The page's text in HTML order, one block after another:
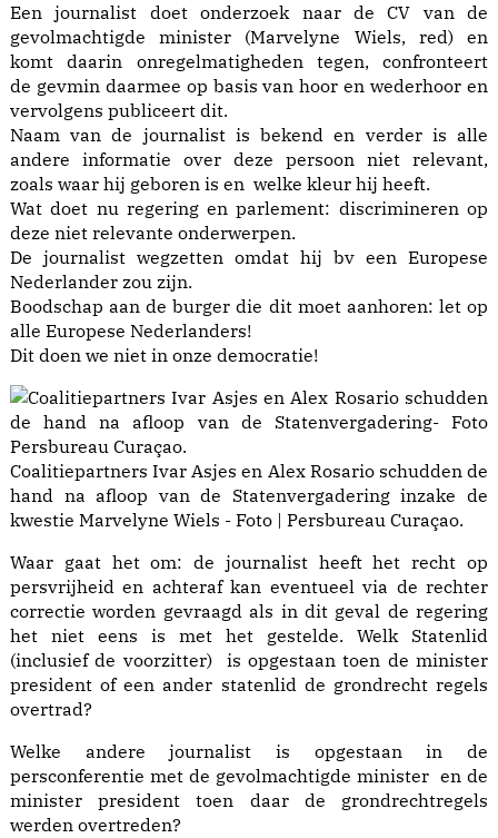
Een journalist doet onderzoek naar de CV van de
gevolmachtigde minister (Marvelyne Wiels, red) en
komt daarin onregelmatigheden tegen, confronteert
de gevmin daarmee op basis van hoor en wederhoor en
vervolgens publiceert dit.
Naam van de journalist is bekend en verder is alle
andere informatie over deze persoon niet relevant,
zoals waar hij geboren is en welke kleur hij heeft.
Wat doet nu regering en parlement: discrimineren op
deze niet relevante onderwerpen.
De journalist wegzetten omdat hij bv een Europese
Nederlander zou zijn.
Boodschap aan de burger die dit moet aanhoren: let op
alle Europese Nederlanders!
Dit doen we niet in onze democratie!
Coalitiepartners Ivar Asjes en Alex Rosario schudden de
hand na afloop van de Statenvergadering inzake de
kwestie Marvelyne Wiels - Foto | Persbureau Curaçao.
Waar gaat het om: de journalist heeft het recht op
persvrijheid en achteraf kan eventueel via de rechter
correctie worden gevraagd als in dit geval de regering
het niet eens is met het gestelde. Welk Statenlid
(inclusief de voorzitter) is opgestaan toen de minister
president of een ander statenlid de grondrecht regels
overtrad?
Welke andere journalist is opgestaan in de
persconferentie met de gevolmachtigde minister en de
minister president toen daar de grondrechtregels
werden overtreden?